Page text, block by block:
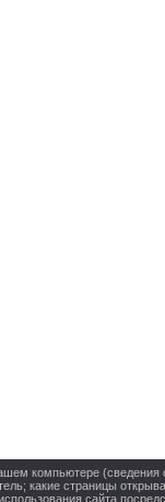
компьютере (сведения
какие страницы
сайта